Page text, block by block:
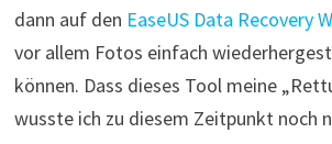
dann auf den EaseUS Data Recovery
vor allem Fotos einfach
können. Dass dieses Tool meine
wusste ich zu diesem Zeitpunkt noch